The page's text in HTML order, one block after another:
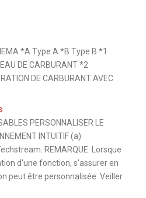
*A Type A *B Type B *1
DE CARBURANT *2
DE CARBURANT AVEC
PERSONNALISER LE
INTUITIF (a)
REMARQUE: Lorsque
d'une fonction, s'assurer en
peut être personnalisée. Veiller